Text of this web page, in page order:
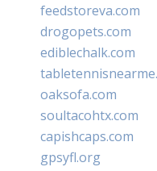
feedstoreva.com
drogopets.com
ediblechalk.com
oaksofa.com
soultacohtx.com
capishcaps.com
gpsyfl.org